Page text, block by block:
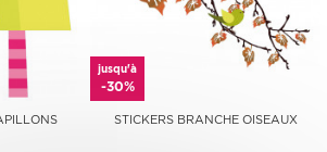
jusqu'à
-30%
STICKERS BRANCHE OISEAUX